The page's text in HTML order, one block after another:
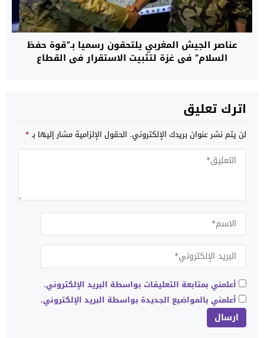
عناصر الجيش المغربي يلتحقون رسميا بـ”قوة حفظ
السلام” في غزة لتثبيت الاستقرار في القطاع
اترك تعليق
لن يتم نشر عنوان بريدك الإلكتروني. الحقول الإلزامية مشار إليها بـ*
أعلمني بمتابعة التعليقات بواسطة البريد الإلكتروني.
أعلمني بالمواضيع الجديدة بواسطة البريد الإلكتروني.